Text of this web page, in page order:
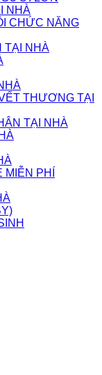
NHÀ
CHỨC NĂNG
TẠI NHÀ
THƯƠNG TẠI
TẠI NHÀ
PHÍ